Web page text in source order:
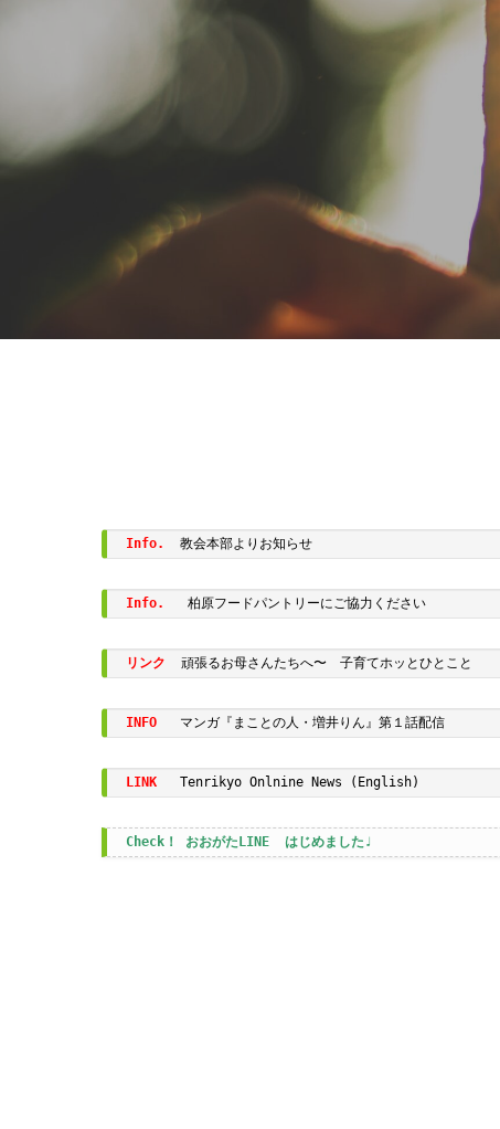
Info. 教会本部よりお知らせ
Info. 柏原フードパントリーにご協力ください
リンク 頑張るお母さんたちへ〜　子育てホッとひとこと
INFO
   マンガ『まことの人・増井りん』第１話配信
LINK Tenrikyo Onlnine News (English)
Check！ おおがたLINE  はじめました♩